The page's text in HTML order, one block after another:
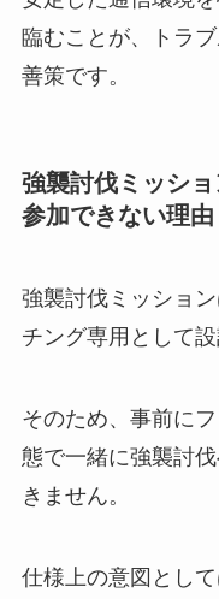
臨むことが、トラ
善策です。
強襲討伐ミッシ
参加できない理由
強襲討伐ミッショ
チング専用として設
そのため、事前に
態で一緒に強襲討
きません。
仕様上の意図とし